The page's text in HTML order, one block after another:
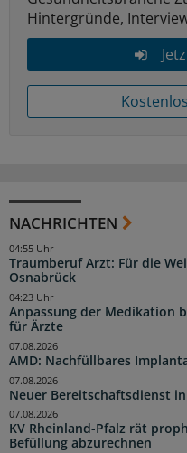
Hintergründe,
NACHRICHTEN
Traumberuf Arzt: Für die
Osnabrück
04:55 Uhr
Anpassung der Medikation
für Ärzte
04:23 Uhr
AMD: Nachfüllbares
07.08.2026
Neuer Bereitschaftsdienst
07.08.2026
KV Rheinland-Pfalz rät
Befüllung abzurechnen
07.08.2026